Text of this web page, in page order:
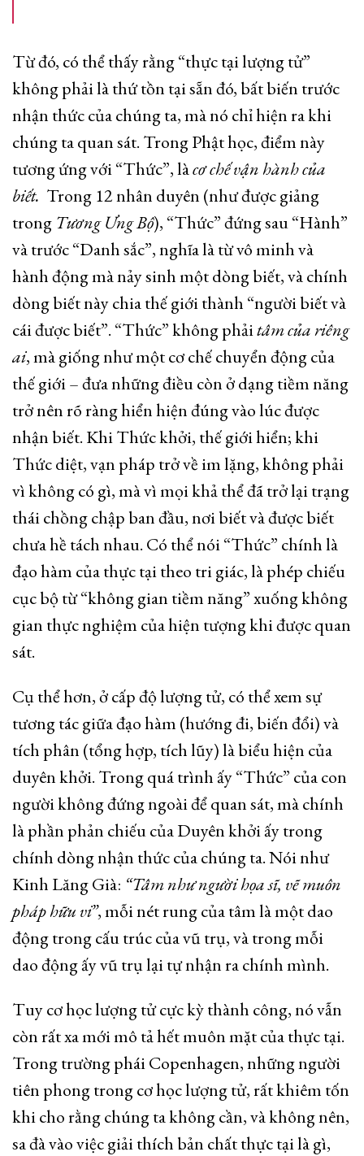
Từ đó, có thể thấy rằng “thực tại lượng tử”
không phải là thứ tồn tại sẵn đó, bất biến trước
nhận thức của chúng ta, mà nó chỉ hiện ra khi
chúng ta quan sát. Trong Phật học, điểm này
tương ứng với “Thức”, làcơ chế vận hành của
biết. Trong 12 nhân duyên (như được giảng
trong Tương Ưng Bộ), “Thức” đứng sau “Hành”
và trước “Danh sắc”, nghĩa là từ vô minh và
hành động mà nảy sinh một dòng biết, và chính
dòng biết này chia thế giới thành “người biết và
cái được biết”. “Thức” không phảitâm của riêng
ai, mà giống như một cơ chế chuyển động của
thế giới – đưa những điều còn ở dạng tiềm năng
trở nên rõ ràng hiển hiện đúng vào lúc được
nhận biết. Khi Thức khởi, thế giới hiển; khi
Thức diệt, vạn pháp trở về im lặng, không phải
vì không có gì, mà vì mọi khả thể đã trở lại trạng
thái chồng chập ban đầu, nơi biết và được biết
chưa hề tách nhau. Có thể nói “Thức” chính là
đạo hàm của thực tại theo tri giác, là phép chiếu
cục bộ từ “không gian tiềm năng” xuống không
gian thực nghiệm của hiện tượng khi được quan
sát.
Cụ thể hơn, ở cấp độ lượng tử, có thể xem sự
tương tác giữa đạo hàm (hướng đi, biến đổi) và
tích phân (tổng hợp, tích lũy) là biểu hiện của
duyên khởi. Trong quá trình ấy “Thức” của con
người không đứng ngoài để quan sát, mà chính
là phần phản chiếu của Duyên khởi ấy trong
chính dòng nhận thức của chúng ta. Nói như
Kinh Lăng Già: “Tâm như người họa sĩ, vẽ muôn
pháp hữu vi”, mỗi nét rung của tâm là một dao
động trong cấu trúc của vũ trụ, và trong mỗi
dao động ấy vũ trụ lại tự nhận ra chính mình.
Tuy cơ học lượng tử cực kỳ thành công, nó vẫn
còn rất xa mới mô tả hết muôn mặt của thực tại.
Trong trường phái Copenhagen, những người
tiên phong trong cơ học lượng tử, rất khiêm tốn
khi cho rằng chúng ta không cần, và không nên,
sa đà vào việc giải thích bản chất thực tại là gì,